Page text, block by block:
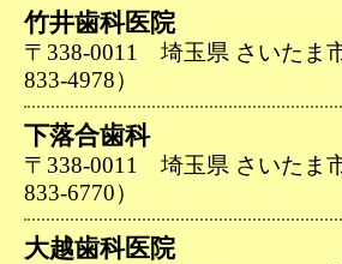
竹井歯科医院
〒338-0011 埼玉県 さいたま
833-4978）
下落合歯科
〒338-0011 埼玉県 さいたま
833-6770）
大越歯科医院